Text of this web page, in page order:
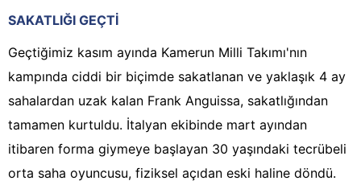
SAKATLIĞI GEÇTİ
Geçtiğimiz kasım ayında Kamerun Milli Takımı'nın
kampında ciddi bir biçimde sakatlanan ve yaklaşık 4 ay
sahalardan uzak kalan Frank Anguissa, sakatlığından
tamamen kurtuldu. İtalyan ekibinde mart ayından
itibaren forma giymeye başlayan 30 yaşındaki tecrübeli
orta saha oyuncusu, fiziksel açıdan eski haline döndü.